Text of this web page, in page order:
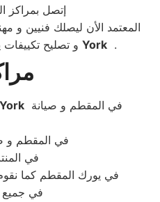
إتصل بمراكز
York .
York
في المقطم و
في
في جميع